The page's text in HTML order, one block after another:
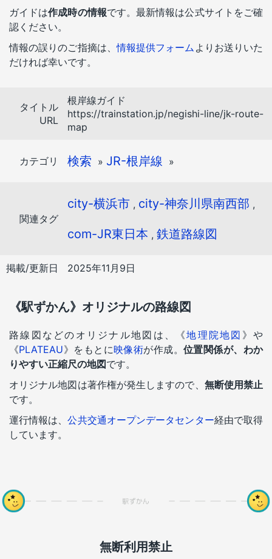
ガイドは作成時の情報です。最新情報は公式サイトをご確
認ください。
情報の誤りのご指摘は、情報提供フォーム よりお送りいた
だければ幸いです。
タイトル
URL
根岸線ガイド
https://trainstation.jp/negishi-line/jk-route-
map
カテゴリ 検索 » JR-根岸線 »
関連タグ
city-横浜市 , city-神奈川県南西部 ,
com-JR東日本 , 鉄道路線図
掲載/更新日 2025年11月9日
《駅ずかん》オリジナルの路線図
路線図などのオリジナル地図は、《地理院地図 》や
《PLATEAU》をもとに映像術が作成。位置関係が、わか
りやすい正縮尺の地図です。
オリジナル地図は著作権が発生しますので、 無断使用禁止
です。
運行情報は、公共交通オープンデータセンター経由で取得
しています。
無断利用禁止